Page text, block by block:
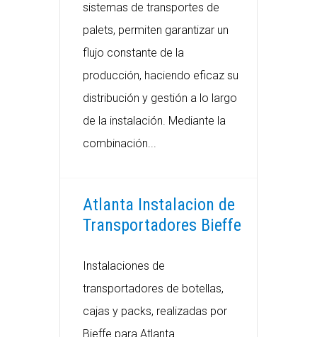
sistemas de transportes de
palets, permiten garantizar un
flujo constante de la
producción, haciendo eficaz su
distribución y gestión a lo largo
de la instalación. Mediante la
combinación...
Atlanta Instalacion de
Transportadores Bieffe
Instalaciones de
transportadores de botellas,
cajas y packs, realizadas por
Bieffe para Atlanta.